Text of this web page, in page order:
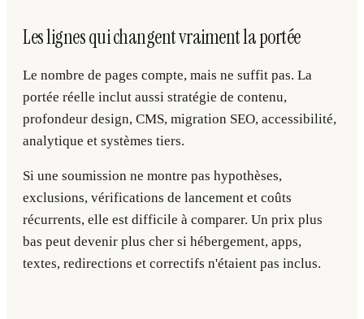
Les lignes qui changent vraiment la portée
Le nombre de pages compte, mais ne suffit pas. La
portée réelle inclut aussi stratégie de contenu,
profondeur design, CMS, migration SEO, accessibilité,
analytique et systèmes tiers.
Si une soumission ne montre pas hypothèses,
exclusions, vérifications de lancement et coûts
récurrents, elle est difficile à comparer. Un prix plus
bas peut devenir plus cher si hébergement, apps,
textes, redirections et correctifs n'étaient pas inclus.